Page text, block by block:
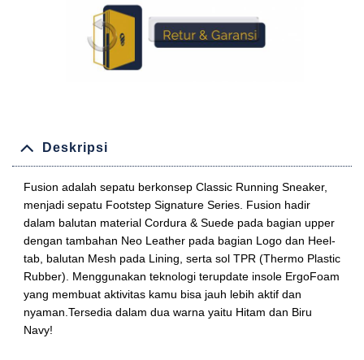
Deskripsi
Fusion adalah sepatu berkonsep Classic Running Sneaker,
menjadi sepatu Footstep Signature Series. Fusion hadir
dalam balutan material Cordura & Suede pada bagian upper
dengan tambahan Neo Leather pada bagian Logo dan Heel-
tab, balutan Mesh pada Lining, serta sol TPR (Thermo Plastic
Rubber). Menggunakan teknologi terupdate insole ErgoFoam
yang membuat aktivitas kamu bisa jauh lebih aktif dan
nyaman.Tersedia dalam dua warna yaitu Hitam dan Biru
Navy!